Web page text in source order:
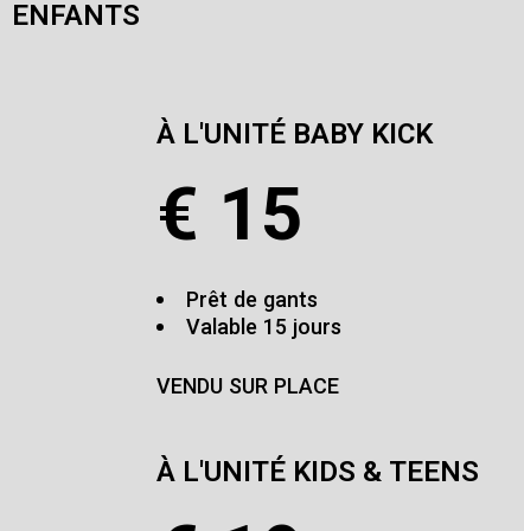
ENFANTS
À L'UNITÉ BABY KICK
€ 15
Prêt de gants
Valable 15 jours
VENDU SUR PLACE
À L'UNITÉ KIDS & TEENS